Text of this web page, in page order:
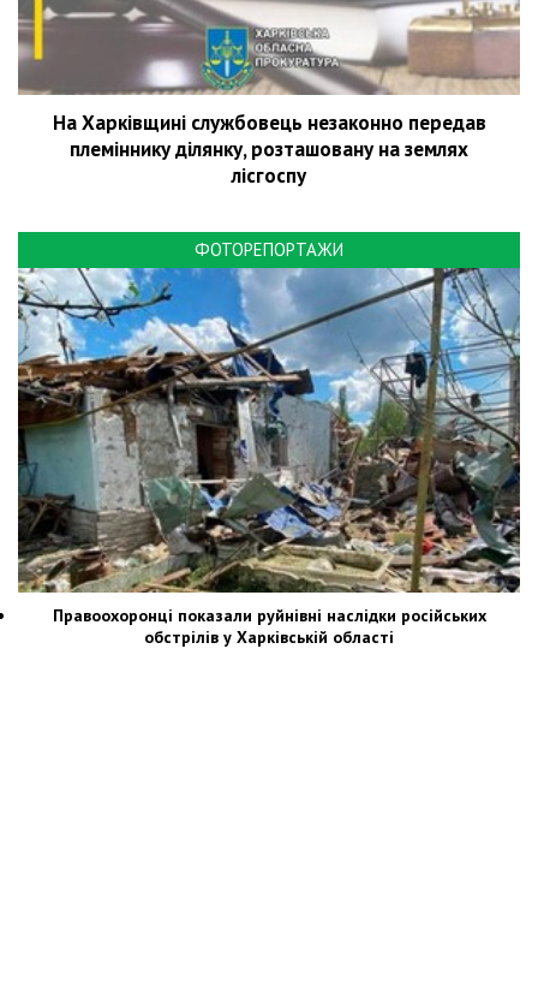
На Харківщині службовець незаконно передав
племіннику ділянку, розташовану на землях
лісгоспу
ФОТОРЕПОРТАЖИ
Правоохоронці показали руйнівні наслідки російських
обстрілів у Харківській області